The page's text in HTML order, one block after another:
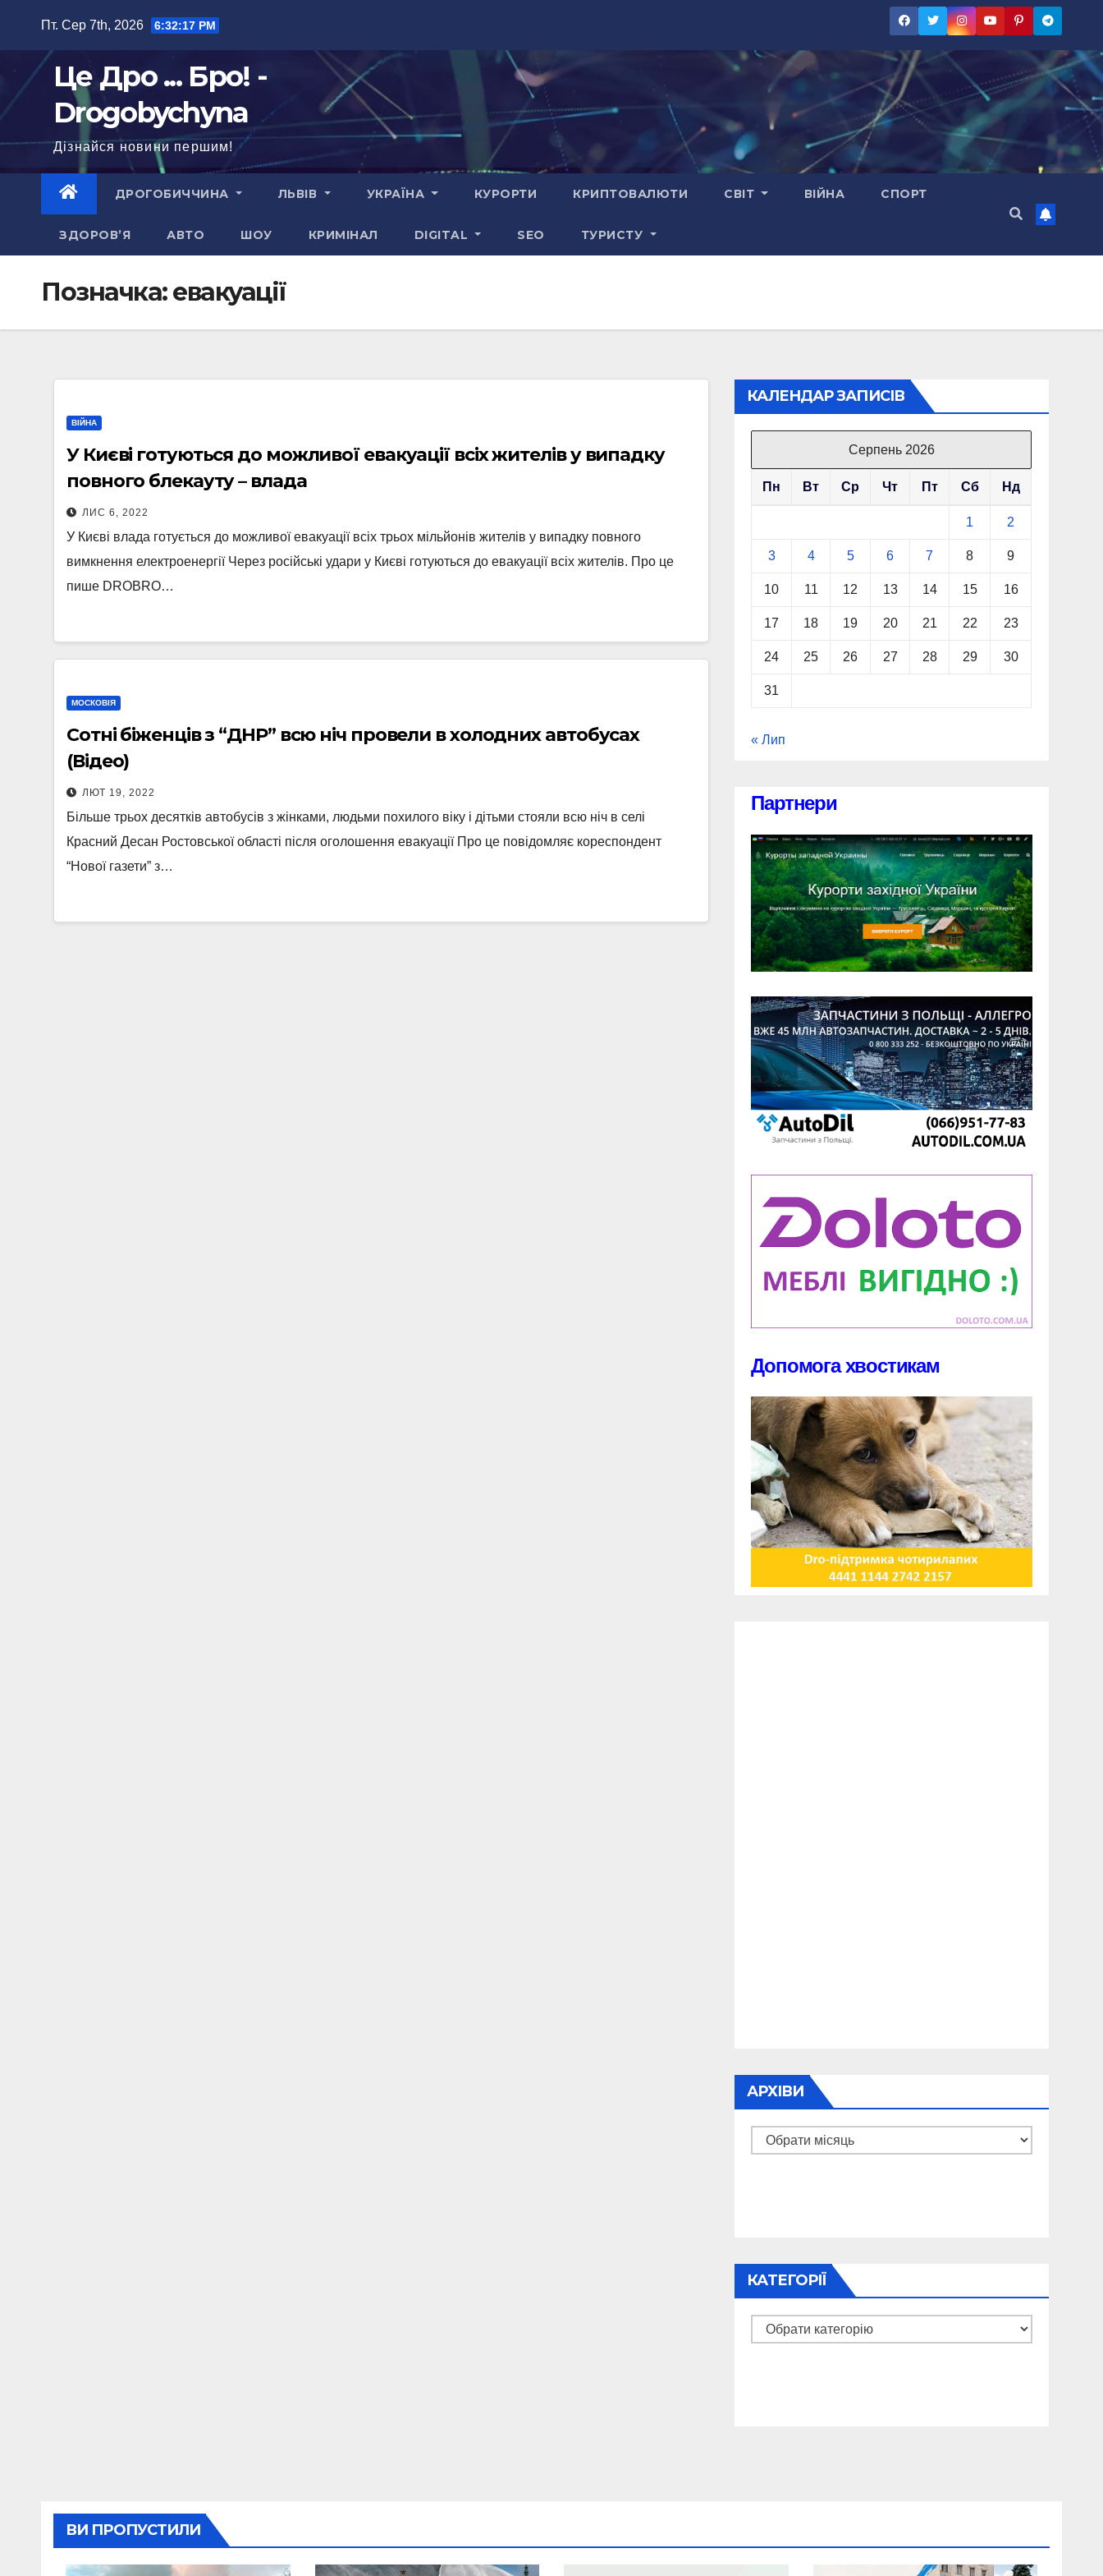
Пт. Сер 7th, 2026 6:32:18 PM
Це Дро ... Бро! -
Drogobychyna
Дізнайся новини першим!
ДРОГОБИЧЧИНА ЛЬВІВ УКРАЇНА КУРОРТИ КРИПТОВАЛЮТИ СВІТ ВІЙНА СПОРТ
ЗДОРОВ’Я АВТО ШОУ КРИМІНАЛ DIGITAL SEO ТУРИСТУ
Позначка:евакуації
ВІЙНА
У Києві готуються до можливої евакуації всіх жителів у випадку
повного блекауту – влада
ЛИС 6, 2022
У Києві влада готується до можливої евакуації всіх трьох мільйонів жителів у випадку повного
вимкнення електроенергії Через російські удари у Києві готуються до евакуації всіх жителів. Про це
пише DROBRO…
МОСКОВІЯ
Сотні біженців з “ДНР” всю ніч провели в холодних автобусах
(Відео)
ЛЮТ 19, 2022
Більше трьох десятків автобусів з жінками, людьми похилого віку і дітьми стояли всю ніч в селі
Красний Десан Ростовської області після оголошення евакуації Про це повідомляє кореспондент
“Нової газети” з…
КАЛЕНДАР ЗАПИСІВ
Серпень 2026
Пн Вт Ср Чт Пт Сб Нд
1 2
3 4 5 6 7 8 9
10 11 12 13 14 15 16
17 18 19 20 21 22 23
24 25 26 27 28 29 30
31
« Лип
Партнери
Допомога хвостикам
АРХІВИ
Архіви
КАТЕГОРІЇ
Категорії
ВИ ПРОПУСТИЛИ